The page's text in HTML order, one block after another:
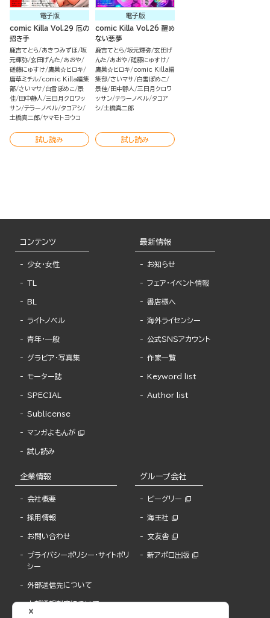
電子版
comic Killa Vol.29 厄の
招き手
鹿吉てとら あきつみずほ 坂
元輝弥 玄田げんた
あおや
磋藤にゅすけ 鷹巣☆ヒロキ
唐草ミチル comic Killa編集
部 さいマサ 白雪ぽめこ 景
佳 田中静人 三日月クロワッ
サン テラーノベル タコアシ
土橋真二郎 ヤマモトヨウコ
試し読み
電子版
comic Killa Vol.26 醒め
ない悪夢
鹿吉てとら 坂元輝弥 玄田げ
んた
あおや 磋藤にゅすけ
鷹巣☆ヒロキ
comic Killa編
集部 さいマサ
白雪ぽめこ
景佳 田中静人 三日月クロワ
ッサン テラーノベル タコア
シ 土橋真二郎
試し読み
コンテンツ
少女・女性
TL
BL
ライトノベル
青年・一般
グラビア・写真集
モーター誌
SPECIAL
Sublicense
マンガよもんが
試し読み
最新情報
お知らせ
フェア・イベント情報
書店様へ
海外ライセンシー
公式SNSアカウント
作家一覧
Keyword list
Author list
企業情報
会社概要
採用情報
お問い合わせ
プライバシーポリシー・サイトポリ
シー
外部送信先について
内部通報制度について
グループ会社
ビーグリー
海王社
文友舎
新アポロ出版